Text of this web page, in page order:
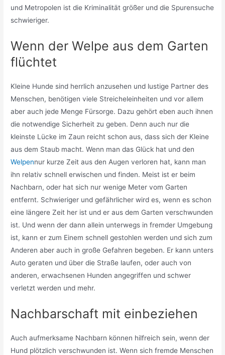
und Metropolen ist die Kriminalität größer und die Spurensuche
schwieriger.
Wenn der Welpe aus dem Garten
flüchtet
Kleine Hunde sind herrlich anzusehen und lustige Partner des
Menschen, benötigen viele Streicheleinheiten und vor allem
aber auch jede Menge Fürsorge. Dazu gehört eben auch ihnen
die notwendige Sicherheit zu geben. Denn auch nur die
kleinste Lücke im Zaun reicht schon aus, dass sich der Kleine
aus dem Staub macht. Wenn man das Glück hat und den
Welpennur kurze Zeit aus den Augen verloren hat, kann man
ihn relativ schnell erwischen und finden. Meist ist er beim
Nachbarn, oder hat sich nur wenige Meter vom Garten
entfernt. Schwieriger und gefährlicher wird es, wenn es schon
eine längere Zeit her ist und er aus dem Garten verschwunden
ist. Und wenn der dann allein unterwegs in fremder Umgebung
ist, kann er zum Einem schnell gestohlen werden und sich zum
Anderen aber auch in große Gefahren begeben. Er kann unters
Auto geraten und über die Straße laufen, oder auch von
anderen, erwachsenen Hunden angegriffen und schwer
verletzt werden und mehr.
Nachbarschaft mit einbeziehen
Auch aufmerksame Nachbarn können hilfreich sein, wenn der
Hund plötzlich verschwunden ist. Wenn sich fremde Menschen